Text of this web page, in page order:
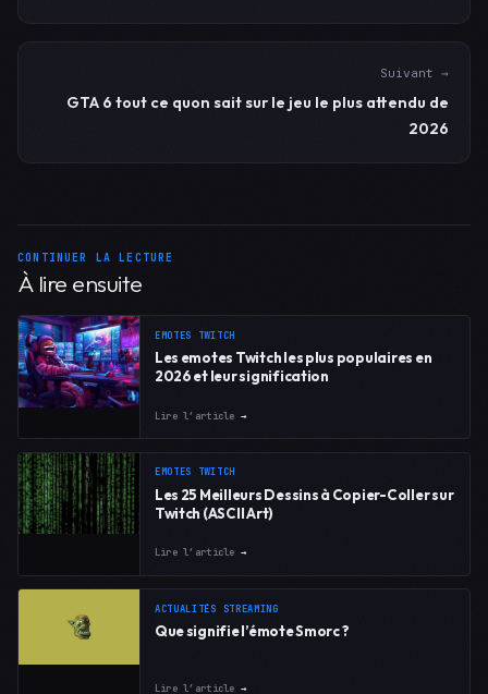
Suivant →
GTA 6 tout ce quon sait sur le jeu le plus attendu de
2026
CONTINUER LA LECTURE
À lire ensuite
EMOTES TWITCH
Les emotes Twitch les plus populaires en
2026 et leur signification
Lire l’article →
EMOTES TWITCH
Les 25 Meilleurs Dessins à Copier-Coller sur
Twitch (ASCII Art)
Lire l’article →
ACTUALITÉS STREAMING
Que signifie l’émote Smorc ?
Lire l’article →